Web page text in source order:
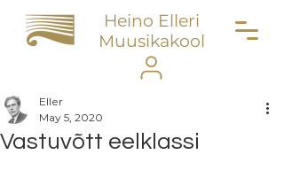
Heino Elleri
Muusikakool
Vastuvõtt eelklassi
Eller
May 5, 2020